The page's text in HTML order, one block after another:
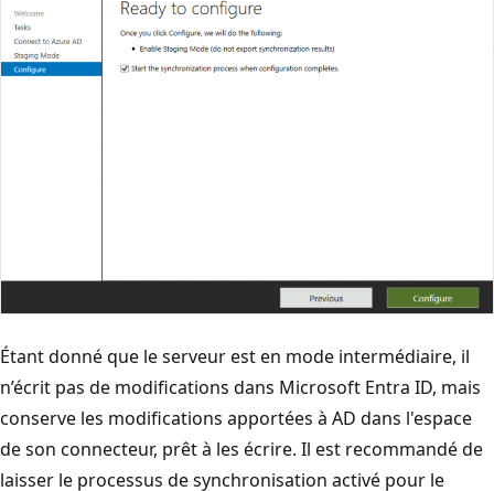
Étant donné que le serveur est en mode intermédiaire, il
n’écrit pas de modifications dans Microsoft Entra ID, mais
conserve les modifications apportées à AD dans l'espace
de son connecteur, prêt à les écrire. Il est recommandé de
laisser le processus de synchronisation activé pour le